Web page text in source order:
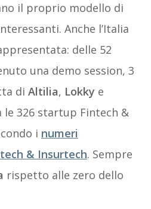
il proprio modello di
Anche l’Italia
delle 52
una demo session, 3
di Altilia, Lokky e
le 326 startup Fintech &
i numeri
& Insurtech. Sempre
rispetto alle zero dello